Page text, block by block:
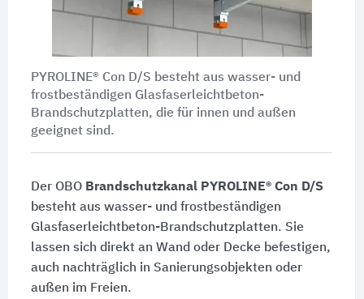
PYROLINE® Con D/S besteht aus wasser- und
frostbeständigen Glasfaserleichtbeton-
Brandschutzplatten, die für innen und außen
geeignet sind.
Der OBOBrandschutzkanal PYROLINE® Con D/S
besteht aus wasser- und frostbeständigen
Glasfaserleichtbeton-Brandschutzplatten. Sie
lassen sich direkt an Wand oder Decke befestigen,
auch nachträglich in Sanierungsobjekten oder
außen im Freien.